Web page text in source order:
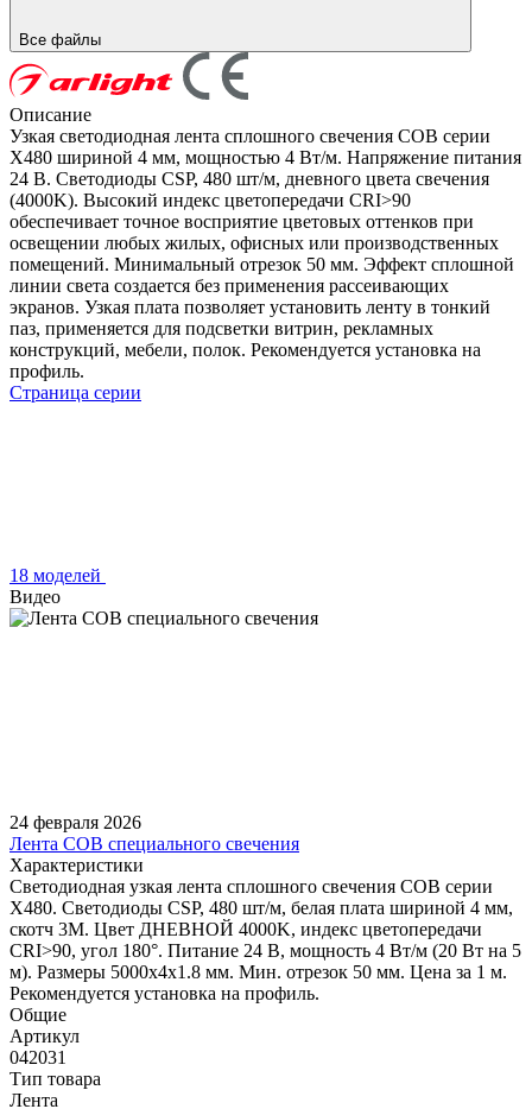
Все файлы
Описание
Узкая светодиодная лента сплошного свечения COB серии
X480 шириной 4 мм, мощностью 4 Вт/м. Напряжение питания
24 В. Светодиоды CSP, 480 шт/м, дневного цвета свечения
(4000K). Высокий индекс цветопередачи CRI>90
обеспечивает точное восприятие цветовых оттенков при
освещении любых жилых, офисных или производственных
помещений. Минимальный отрезок 50 мм. Эффект сплошной
линии света создается без применения рассеивающих
экранов. Узкая плата позволяет установить ленту в тонкий
паз, применяется для подсветки витрин, рекламных
конструкций, мебели, полок. Рекомендуется установка на
профиль.
Страница серии
18 моделей
Видео
24 февраля 2026
Лента COB специального свечения
Характеристики
Светодиодная узкая лента сплошного свечения COB серии
X480. Светодиоды CSP, 480 шт/м, белая плата шириной 4 мм,
скотч 3M. Цвет ДНЕВНОЙ 4000K, индекс цветопередачи
CRI>90, угол 180°. Питание 24 В, мощность 4 Вт/м (20 Вт на 5
м). Размеры 5000х4х1.8 мм. Мин. отрезок 50 мм. Цена за 1 м.
Рекомендуется установка на профиль.
Общие
Артикул
042031
Тип товара
Лента